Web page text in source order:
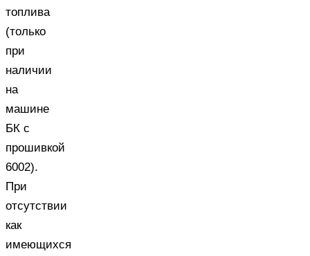
топлива
(только
при
наличии
на
машине
БК с
прошивкой
6002).
При
отсутствии
как
имеющихся